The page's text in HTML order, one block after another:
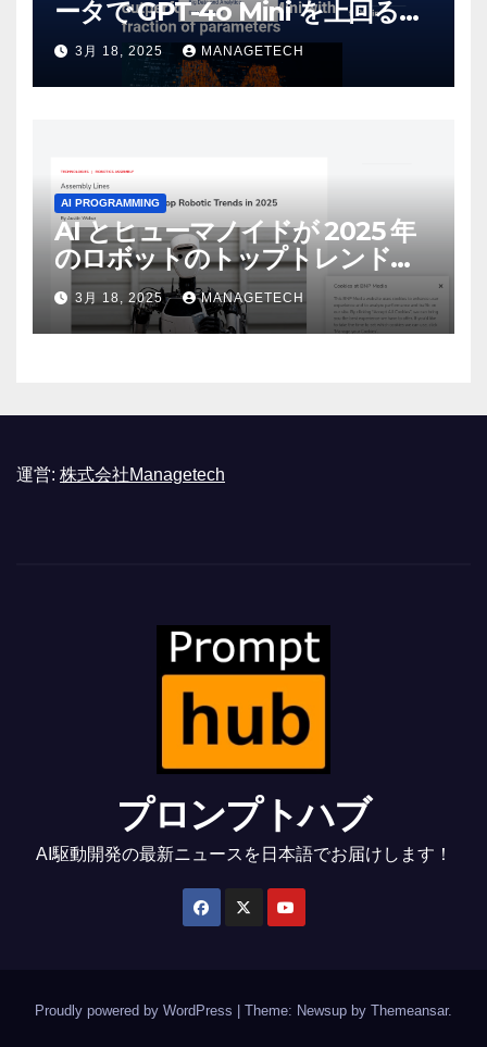
ータで GPT-4o Mini を上回る新
しいオープンソース モデルをリ
リース | VentureBeat
3月 18, 2025 MANAGETECH
AI PROGRAMMING
AI とヒューマノイドが 2025 年
のロボットのトップトレンドに |
ASSEMBLY
3月 18, 2025 MANAGETECH
運営: 株式会社Managetech
プロンプトハブ
AI駆動開発の最新ニュースを日本語でお届けします！
Proudly powered by WordPress Theme: Newsup by Themeansar.